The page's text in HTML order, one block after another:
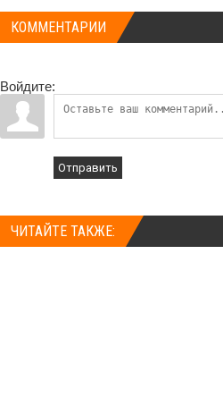
КОММЕНТАРИИ
Войдите:
Отправить
ЧИТАЙТЕ ТАКЖЕ: